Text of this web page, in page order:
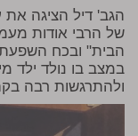
הגב' דיל הציגה את
של הרבי אודות
הבית" ובכח
במצב בו נולד ילד
ולהתרגשות רבה